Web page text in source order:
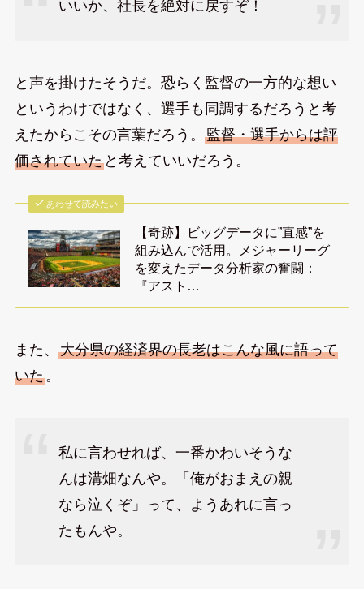
いいか、社長を絶対に戻すぞ！
と声を掛けたそうだ。恐らく監督の一方的な想い
というわけではなく、選手も同調するだろうと考
えたからこその言葉だろう。 監督・選手からは評
価されていたと考えていいだろう。
あわせて読みたい
【奇跡】ビッグデータに”直感”を
組み込んで活用。メジャーリーグ
を変えたデータ分析家の奮闘：
『アスト…
また、 大分県の経済界の長老はこんな風に語って
いた。
私に言わせれば、一番かわいそうな
んは溝畑なんや。「俺がおまえの親
なら泣くぞ」って、ようあれに言っ
たもんや。